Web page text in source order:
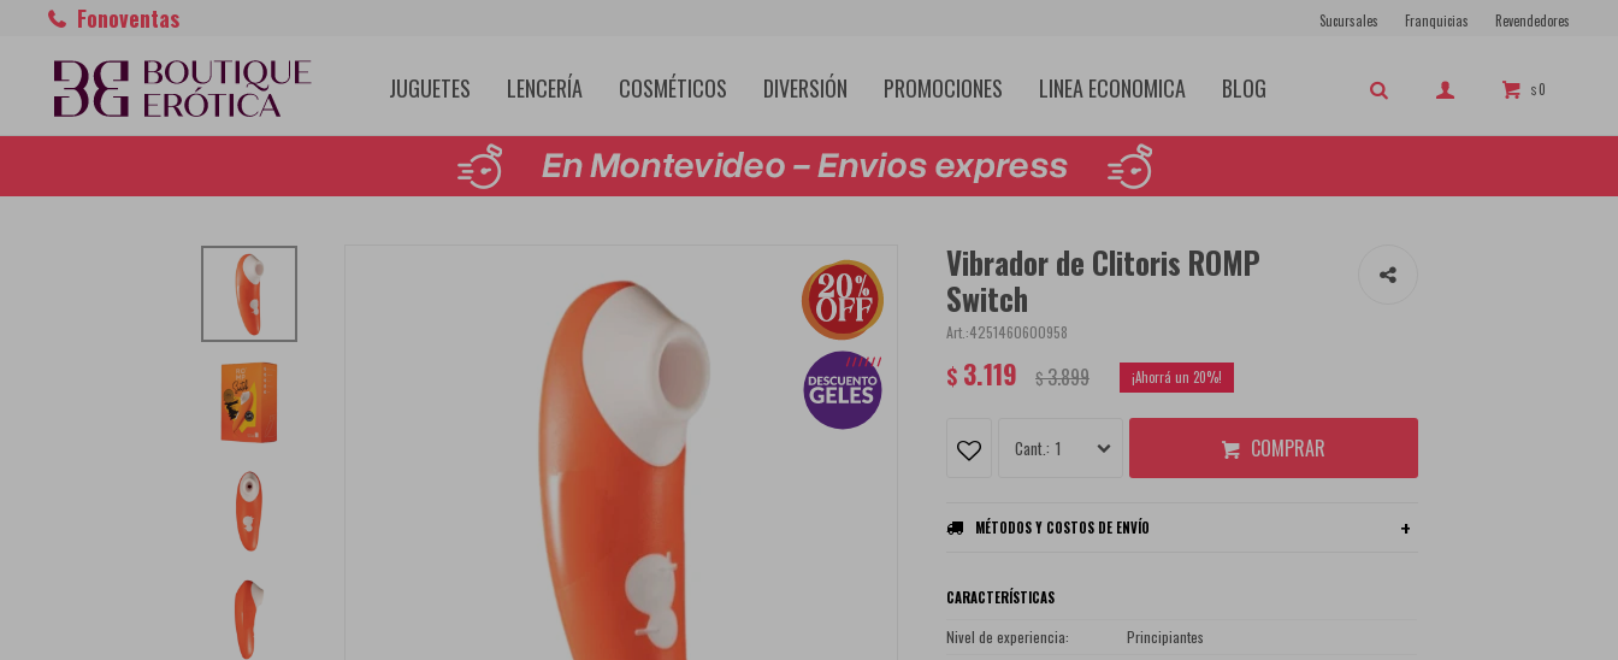
JUGUETES LENCERÍA COSMÉTICOS DIVERSIÓN PROMOCIONES LINEA ECONOMICA BLOG $ 0
Fonoventas Sucursales Franquicias Revendedores
Vibrador de Clitoris ROMP
Switch
4251460600958
$ 3.119 $3.899 20
1 COMPRAR
MÉTODOS Y COSTOS DE ENVÍO
CARACTERÍSTICAS
Nivel de experiencia Principiantes